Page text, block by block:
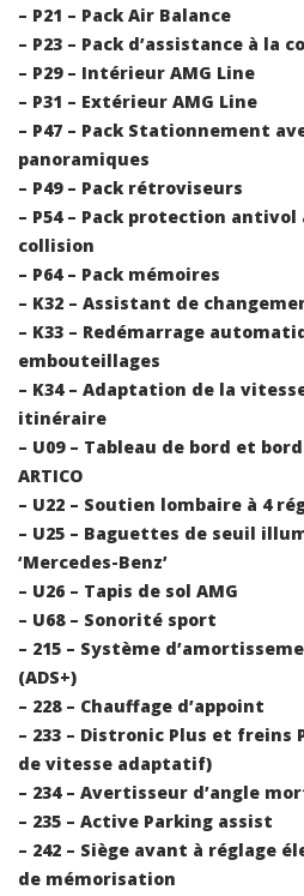
– P21 – Pack Air Balance
– P23 – Pack d’assistance à la
– P29 – Intérieur AMG Line
– P31 – Extérieur AMG Line
– P47 – Pack Stationnement
panoramiques
– P49 – Pack rétroviseurs
– P54 – Pack protection
collision
– P64 – Pack mémoires
– K32 – Assistant de
– K33 – Redémarrage
embouteillages
– K34 – Adaptation de la
itinéraire
– U09 – Tableau de bord et
ARTICO
– U22 – Soutien lombaire à 4
– U25 – Baguettes de seuil
‘Mercedes-Benz’
– U26 – Tapis de sol AMG
– U68 – Sonorité sport
– 215 – Système
(ADS+)
– 228 – Chauffage d’appoint
– 233 – Distronic Plus et freins
de vitesse adaptatif)
– 234 – Avertisseur d’angle
– 235 – Active Parking assist
– 242 – Siège avant à réglage
de mémorisation